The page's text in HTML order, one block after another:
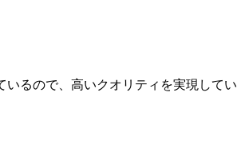
るので、高いクオリティを実現してい